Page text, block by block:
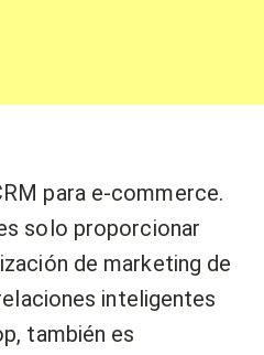
para e-commerce.
solo proporcionar
de marketing de
inteligentes
también es